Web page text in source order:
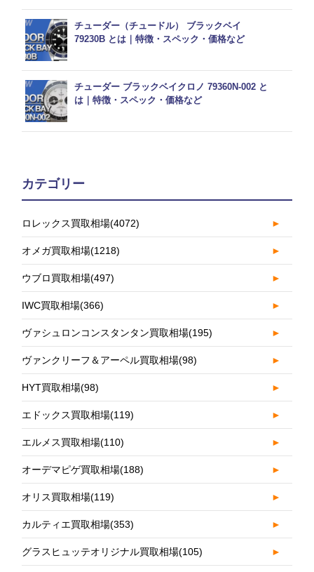
チューダー（チュードル） ブラックベイ
79230B とは｜特徴・スペック・価格など
チューダー ブラックベイクロノ 79360N-002 と
は｜特徴・スペック・価格など
カテゴリー
ロレックス買取相場(4072) ►
オメガ買取相場(1218) ►
ウブロ買取相場(497) ►
IWC買取相場(366) ►
ヴァシュロンコンスタンタン買取相場(195) ►
ヴァンクリーフ＆アーペル買取相場(98) ►
HYT買取相場(98) ►
エドックス買取相場(119) ►
エルメス買取相場(110) ►
オーデマピゲ買取相場(188) ►
オリス買取相場(119) ►
カルティエ買取相場(353) ►
グラスヒュッテオリジナル買取相場(105) ►